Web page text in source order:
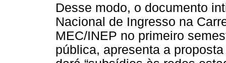
Desse modo, o documento
Nacional de Ingresso na
MEC/INEP no primeiro
pública, apresenta a